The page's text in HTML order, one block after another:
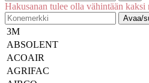
Hakusanan tulee olla vähintään kaksi
Avaa/
3M
ABSOLENT
ACOAIR
AGRIFAC